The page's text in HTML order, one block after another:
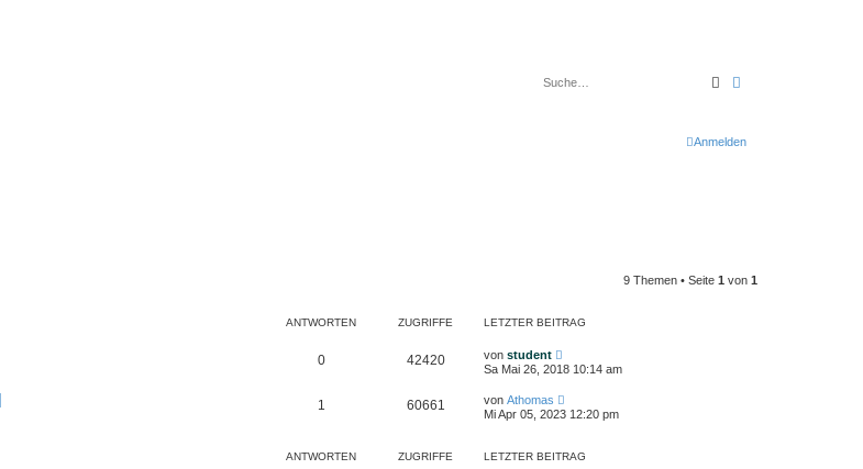
Suche
Anmelden
9 Themen • Seite 1 von 1
ANTWORTEN ZUGRIFFE LETZTER BEITRAG
0 42420 von student
Sa Mai 26, 2018 10:14 am
1 60661 von Athomas
Mi Apr 05, 2023 12:20 pm
ANTWORTEN ZUGRIFFE LETZTER BEITRAG